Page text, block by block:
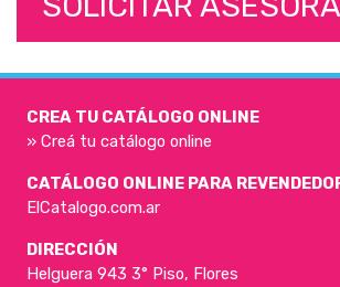
CREA TU CATÁLOGO ONLINE
» Creá tu catálogo online
CATÁLOGO ONLINE PARA
ElCatalogo.com.ar
DIRECCIÓN
Helguera 943 3° Piso, Flores